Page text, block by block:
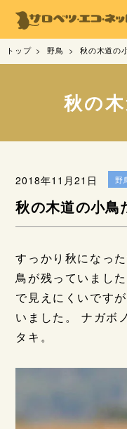
トップ 野鳥 秋の木道の
秋の
2018年11月21日 野
秋の木道の小鳥
すっかり秋になっ
鳥が残っていまし
で見えにくいです
いました。 ナガボ
タキ。